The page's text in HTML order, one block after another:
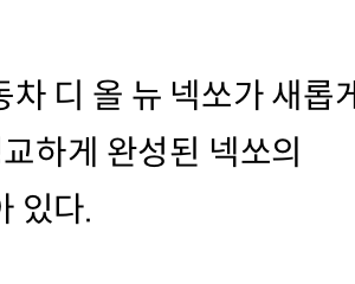
디 올 뉴 넥쏘가 새롭게
하게 완성된 넥쏘의
있다.